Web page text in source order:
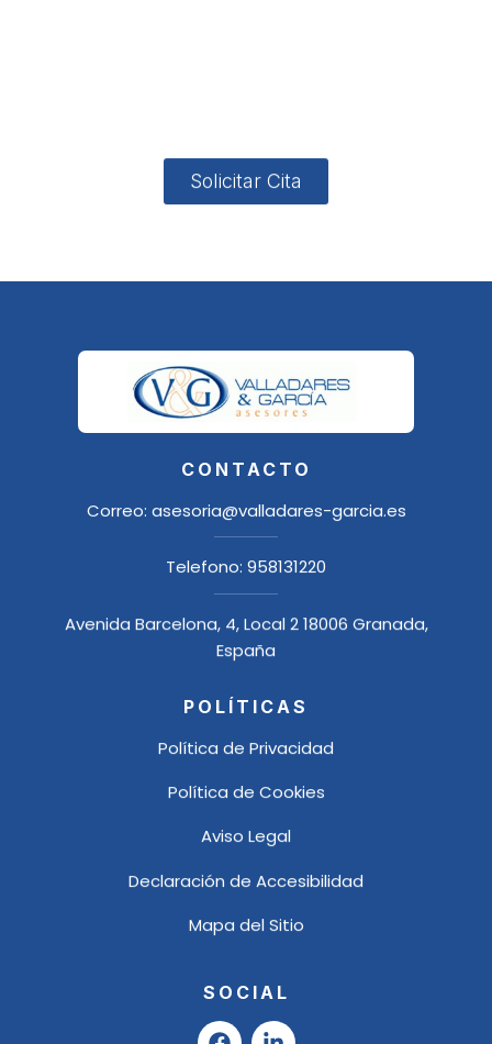
Solicitar Cita
CONTACTO
Correo: asesoria@valladares-garcia.es
Telefono: 958131220
Avenida Barcelona, 4, Local 2 18006 Granada,
España
POLÍTICAS
Política de Privacidad
Política de Cookies
Aviso Legal
Declaración de Accesibilidad
Mapa del Sitio
SOCIAL
F
L